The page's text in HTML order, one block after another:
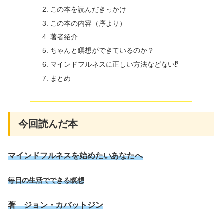
この本を読んだきっかけ
この本の内容（序より）
著者紹介
ちゃんと瞑想ができているのか？
マインドフルネスに正しい方法などない⁉
まとめ
今回読んだ本
マインドフルネスを始めたいあなたへ
毎日の生活でできる瞑想
著 ジョン・カバットジン